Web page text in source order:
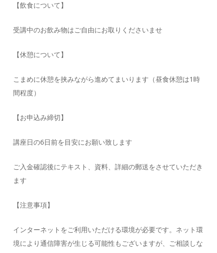
【飲食について】
受講中のお飲み物はご自由にお取りくださいませ
【休憩について】
こまめに休憩を挟みながら進めてまいります（昼食休憩は1時
間程度）
【お申込み締切】
講座日の6日前を目安にお願い致します
ご入金確認後にテキスト、資料、詳細の郵送をさせていただき
ます
【注意事項】
インターネットをご利用いただける環境が必要です。ネット環
境により通信障害が生じる可能性もございますが、ご相談しな